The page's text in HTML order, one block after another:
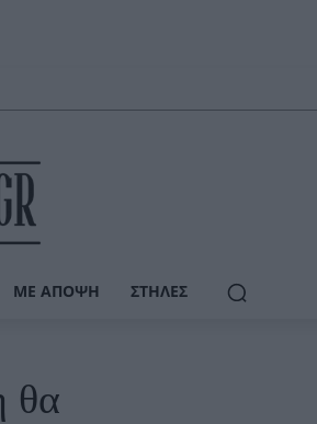
ΜΕ ΆΠΟΨΗ ΣΤΉΛΕΣ
θα